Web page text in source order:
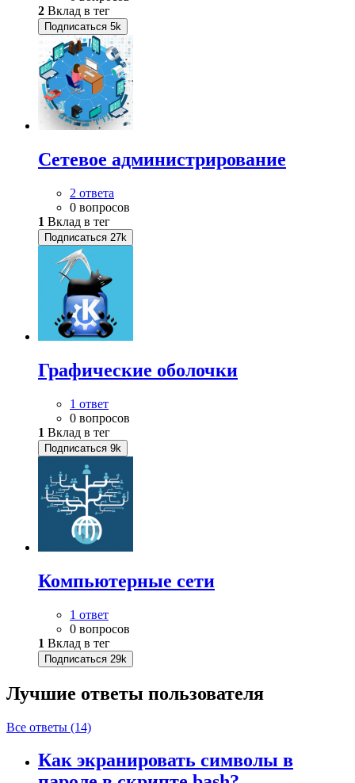
2 Вклад в тег
Подписаться 5k
Сетевое администрирование
2 ответа
0 вопросов
1 Вклад в тег
Подписаться 27k
Графические оболочки
1 ответ
0 вопросов
1 Вклад в тег
Подписаться 9k
Компьютерные сети
1 ответ
0 вопросов
1 Вклад в тег
Подписаться 29k
Лучшие ответы пользователя
Все ответы (14)
Как экранировать символы в